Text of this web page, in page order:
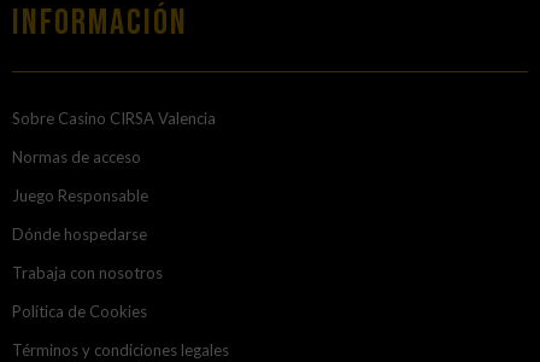
Información
Sobre Casino CIRSA Valencia
Normas de acceso
Juego Responsable
Dónde hospedarse
Trabaja con nosotros
Política de Cookies
Términos y condiciones legales